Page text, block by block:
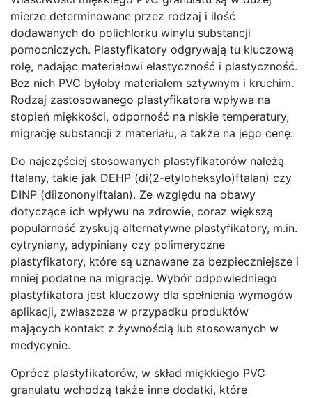
mierze determinowane przez rodzaj i ilość
dodawanych do polichlorku winylu substancji
pomocniczych. Plastyfikatory odgrywają tu kluczową
rolę, nadając materiałowi elastyczność i plastyczność.
Bez nich PVC byłoby materiałem sztywnym i kruchim.
Rodzaj zastosowanego plastyfikatora wpływa na
stopień miękkości, odporność na niskie temperatury,
migrację substancji z materiału, a także na jego cenę.
Do najczęściej stosowanych plastyfikatorów należą
ftalany, takie jak DEHP (di(2-etyloheksylo)ftalan) czy
DINP (diizononylftalan). Ze względu na obawy
dotyczące ich wpływu na zdrowie, coraz większą
popularność zyskują alternatywne plastyfikatory, m.in.
cytryniany, adypiniany czy polimeryczne
plastyfikatory, które są uznawane za bezpieczniejsze i
mniej podatne na migrację. Wybór odpowiedniego
plastyfikatora jest kluczowy dla spełnienia wymogów
aplikacji, zwłaszcza w przypadku produktów
mających kontakt z żywnością lub stosowanych w
medycynie.
Oprócz plastyfikatorów, w skład miękkiego PVC
granulatu wchodzą także inne dodatki, które